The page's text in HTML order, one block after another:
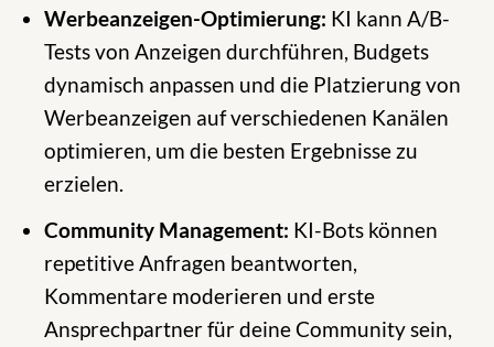
Werbeanzeigen-Optimierung: KI kann A/B-
Tests von Anzeigen durchführen, Budgets
dynamisch anpassen und die Platzierung von
Werbeanzeigen auf verschiedenen Kanälen
optimieren, um die besten Ergebnisse zu
erzielen.
Community Management: KI-Bots können
repetitive Anfragen beantworten,
Kommentare moderieren und erste
Ansprechpartner für deine Community sein,